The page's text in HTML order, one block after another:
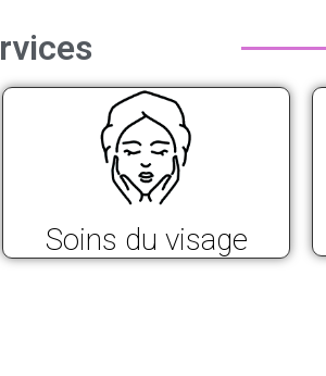
Soins du visage